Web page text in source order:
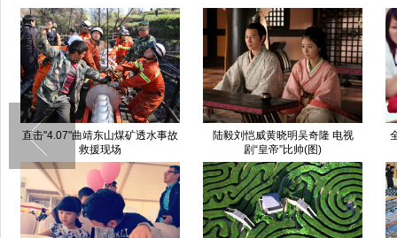
直击"4.07"曲靖东山煤矿透水事故
救援现场
陆毅刘恺威黄晓明吴奇隆 电视
剧“皇帝”比帅(图)